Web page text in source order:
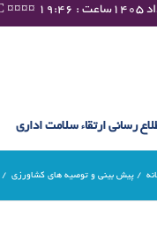
رسانی ارتقاء سلامت اداری
/ پیش بینی و توصیه های کشاورزی /